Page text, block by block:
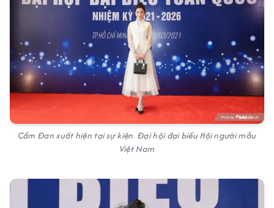
Cẩm Đan xuất hiện tại sự kiện Đại hội đại biểu Hội người mẫu
Việt Nam